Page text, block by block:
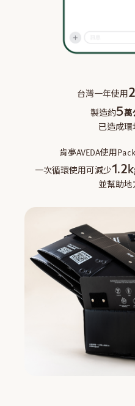
台灣一年使用
製造約5萬
已造成環
肯夢AVEDA使用
一次循環使用可減少
並幫助地